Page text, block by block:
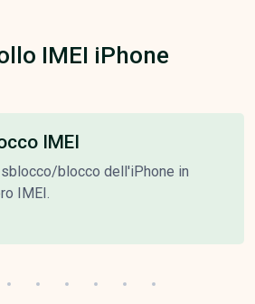
IMEI iPhone
IMEI
blocco dell'iPhone in
IMEI.